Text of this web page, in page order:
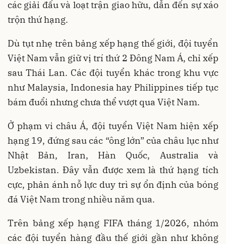
các giải đấu và loạt trận giao hữu, dẫn đến sự xáo
trộn thứ hạng.
Dù tụt nhẹ trên bảng xếp hạng thế giới, đội tuyển
Việt Nam vẫn giữ vị trí thứ 2 Đông Nam Á, chỉ xếp
sau Thái Lan. Các đội tuyển khác trong khu vực
như Malaysia, Indonesia hay Philippines tiếp tục
bám đuổi nhưng chưa thể vượt qua Việt Nam.
Ở phạm vi châu Á, đội tuyển Việt Nam hiện xếp
hạng 19, đứng sau các “ông lớn” của châu lục như
Nhật Bản, Iran, Hàn Quốc, Australia và
Uzbekistan. Đây vẫn được xem là thứ hạng tích
cực, phản ánh nỗ lực duy trì sự ổn định của bóng
đá Việt Nam trong nhiều năm qua.
Trên bảng xếp hạng FIFA tháng 1/2026, nhóm
các đội tuyển hàng đầu thế giới gần như không